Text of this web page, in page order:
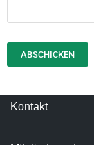
Kontakt